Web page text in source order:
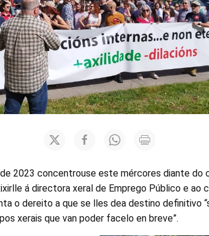
2023 concentrouse este mércores diante do
á directora xeral de Emprego Público e ao
o dereito a que se lles dea destino definitivo
xerais que van poder facelo en breve”.